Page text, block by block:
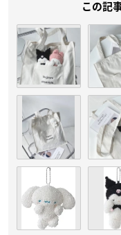
この記